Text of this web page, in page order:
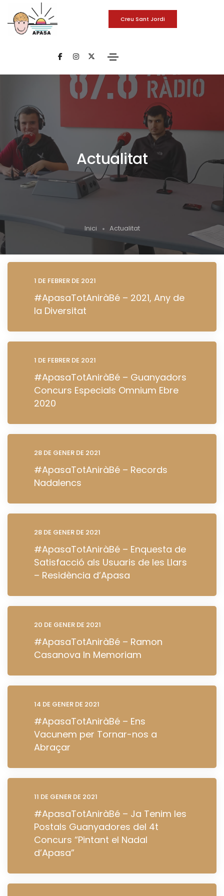
Creu Sant Jordi
Actualitat
Inici Actualitat
1 DE FEBRER DE 2021
#ApasaTotAniràBé – 2021, Any de
la Diversitat
1 DE FEBRER DE 2021
#ApasaTotAniràBé – Guanyadors
Concurs Especials Omnium Ebre
2020
28 DE GENER DE 2021
#ApasaTotAniràBé – Records
Nadalencs
28 DE GENER DE 2021
#ApasaTotAniràBé – Enquesta de
Satisfacció als Usuaris de les Llars
– Residència d’Apasa
20 DE GENER DE 2021
#ApasaTotAniràBé – Ramon
Casanova In Memoriam
14 DE GENER DE 2021
#ApasaTotAniràBé – Ens
Vacunem per Tornar-nos a
Abraçar
11 DE GENER DE 2021
#ApasaTotAniràBé – Ja Tenim les
Postals Guanyadores del 4t
Concurs “Pintant el Nadal
d’Apasa”